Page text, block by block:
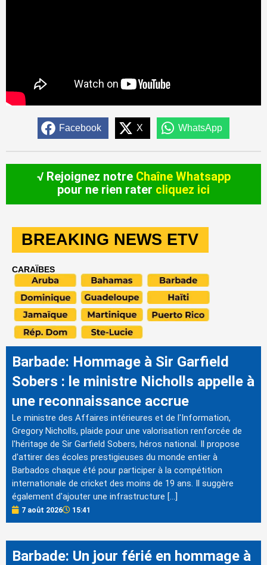
Facebook X WhatsApp
√ Rejoignez notre Chaîne Whatsapp
pour ne rien rater cliquez ici
BREAKING NEWS ETV
CARAÏBES
Barbade: Hommage à Sir Garfield
Sobers : le ministre Nicholls appelle à
une reconnaissance accrue
Le ministre des Affaires intérieures et de l'Information,
Gregory Nicholls, plaide pour une valorisation renforcée de
l'héritage de Sir Garfield Sobers, héros national. Il propose
d'attirer des écoles prestigieuses du monde entier à
Barbados chaque été pour participer à la compétition
internationale de cricket des moins de 19 ans. Il suggère
également d'ajouter une infrastructure […]
7 août 2026 15:41
Barbade: Un jour férié en hommage à